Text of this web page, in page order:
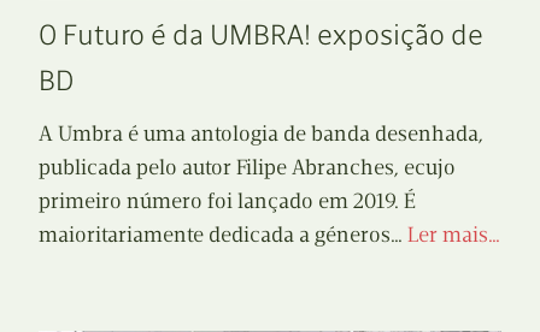
O Futuro é da UMBRA! exposição de
BD
A Umbra é uma antologia de banda desenhada,
publicada pelo autor Filipe Abranches, ecujo
primeiro número foi lançado em 2019. É
maioritariamente dedicada a géneros… Ler mais…